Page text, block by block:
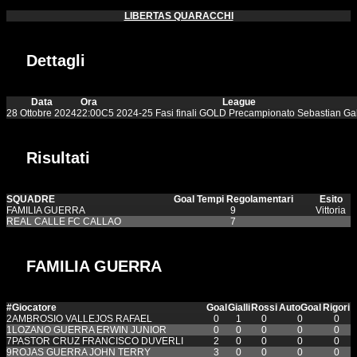
LIBERTAS QUARACCHI
Dettagli
Data Ora
League
28 Ottobre 202422:00C5 2024-25 Fasi finali GOLD Precampionato Sebastian
Risultati
SQUADRE Goal Tempi Regolamentari
Esito
FAMILIA GUERRA
9
Vittoria
REAL CALLE FC CALLAO
7
FAMILIA GUERRA
#Giocatore GoalGialliRossiAutoGoalRigori
2AMBROSIO VALLEJOS RAFAEL 0 1 0 0
0
1LOZANO GUERRA ERWIN JUNIOR 0 0 0 0
0
7PASTOR CRUZ FRANCISCO DUVERLI 2 0 0 0
0
9ROJAS GUERRA JOHN TERRY 3 0 0 0 0